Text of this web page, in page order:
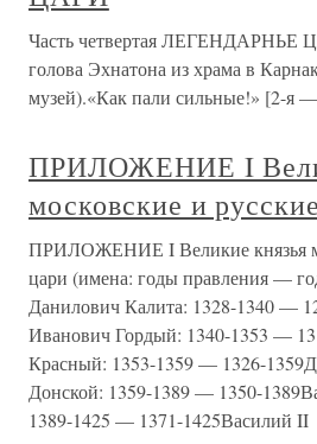
Часть четвертая ЛЕГЕНДАРНЬЕ
голова Эхнатона из храма в
музей).«Как пали сильные!» [2-я —
ПРИЛОЖЕНИЕ I
московские и
ПРИЛОЖЕНИЕ I Великие князья
цари (имена: годы правления —
Данилович Калита: 1328-1340 —
Иванович Гордый: 1340-1353 —
Красный: 1353-1359 — 1326-
Донской: 1359-1389 — 1350-
1389-1425 — 1371-1425Василий II